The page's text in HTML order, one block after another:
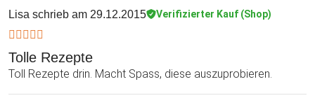
Lisa schrieb am 29.12.2015 Verifizierter Kauf (Shop)
Tolle Rezepte
Toll Rezepte drin. Macht Spass, diese auszuprobieren.